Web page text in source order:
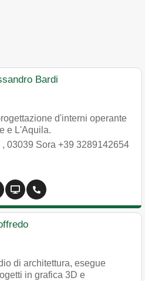
Bardi
d'interni operante
e L'Aquila.
, 03039 Sora +39 3289142654
di architettura, esegue
in grafica 3D e